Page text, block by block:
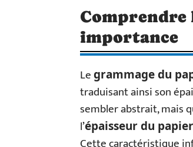
Comprendre
importance
Legrammage du
traduisant ainsi son
sembler abstrait, mais
l’épaisseur du papier